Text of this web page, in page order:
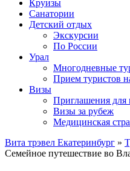
Круизы
Санатории
Детский отдых
Экскурсии
По России
Урал
Многодневные
Прием туристов
Визы
Приглашения для
Визы за рубеж
Медицинская
Вита трэвел Екатеринбург »
Семейное путешествие во